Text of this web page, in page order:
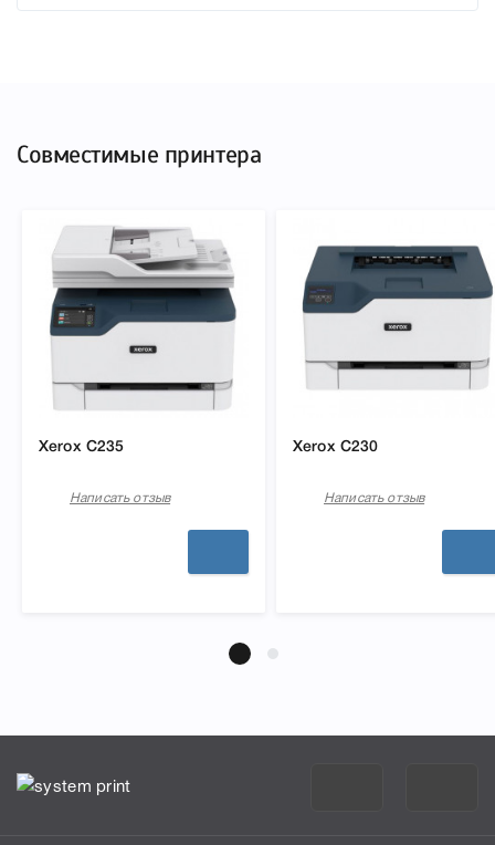
Совместимые принтера
Xerox C235
Написать отзыв
Xerox C230
Написать отзыв